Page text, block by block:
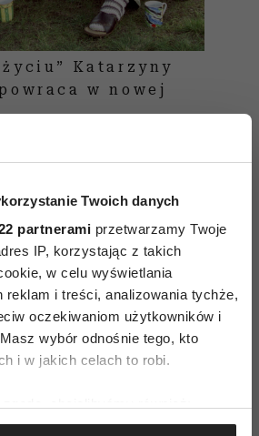
Twoich danych
partnerami przetwarzamy Twoje
IP, korzystając z takich
w celu wyświetlania
reklam i treści, analizowania tychże,
oczekiwaniom użytkowników i
wybór odnośnie tego, kto
i w jakich celach to robi.
dotyczące Twojej lokalizacji
Katarzyny
w nowej
ale to najpewniej
zaliczana do tego
sukces (ponad 1,6
biletów – prawie dwa razy
w tym samym roku
sprawił, że polskie kina
zalały kolejne przykłady